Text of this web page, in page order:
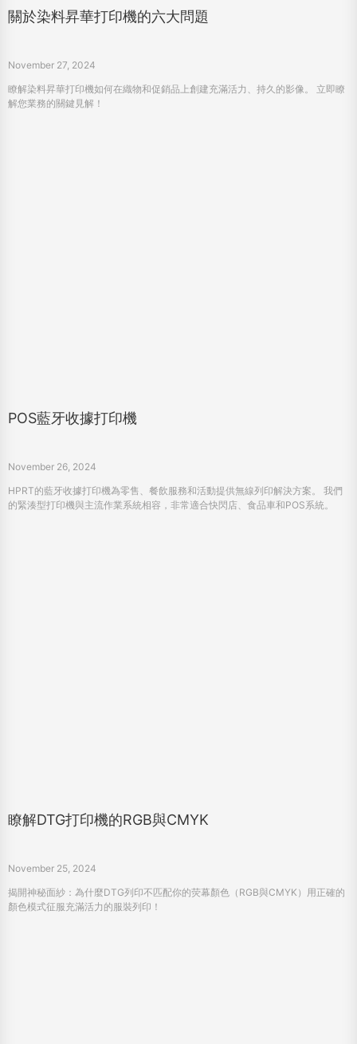
關於染料昇華打印機的六大問題
November 27, 2024
瞭解染料昇華打印機如何在織物和促銷品上創建充滿活力、持久的影像。 立即瞭
解您業務的關鍵見解！
POS藍牙收據打印機
November 26, 2024
HPRT的藍牙收據打印機為零售、餐飲服務和活動提供無線列印解決方案。 我們
的緊湊型打印機與主流作業系統相容，非常適合快閃店、食品車和POS系統。
瞭解DTG打印機的RGB與CMYK
November 25, 2024
揭開神秘面紗：為什麼DTG列印不匹配你的荧幕顏色（RGB與CMYK）用正確的
顏色模式征服充滿活力的服裝列印！